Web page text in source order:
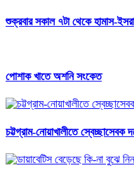
শুক্রবার সকাল ৭টা থেকে হামাস-
পোশাক খাতে অশনি সংকেত
চট্টগ্রাম-নোয়াখালীতে